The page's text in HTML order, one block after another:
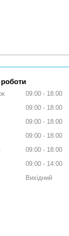
09:00 18:00
09:00
18:00
09:00
18:00
09:00
18:00
09:00 18:00
09:00
14:00
Вихідний